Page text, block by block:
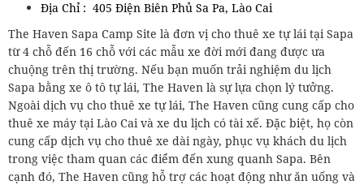
Địa Chỉ : 405 Điện Biên Phủ Sa Pa, Lào Cai
The Haven Sapa Camp Site là đơn vị cho thuê xe tự lái tại Sapa
từ 4 chỗ đến 16 chỗ với các mẫu xe đời mới đang được ưa
chuộng trên thị trường. Nếu bạn muốn trải nghiệm du lịch
Sapa bằng xe ô tô tự lái, The Haven là sự lựa chọn lý tưởng.
Ngoài dịch vụ cho thuê xe tự lái, The Haven cũng cung cấp cho
thuê xe máy tại Lào Cai và xe du lịch có tài xế. Đặc biệt, họ còn
cung cấp dịch vụ cho thuê xe dài ngày, phục vụ khách du lịch
trong việc tham quan các điểm đến xung quanh Sapa. Bên
cạnh đó, The Haven cũng hỗ trợ các hoạt động như ăn uống và